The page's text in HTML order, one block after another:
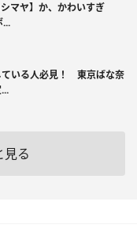
マヤ】か、かわいすぎ
ている人必見！ 東京ばな奈
見る